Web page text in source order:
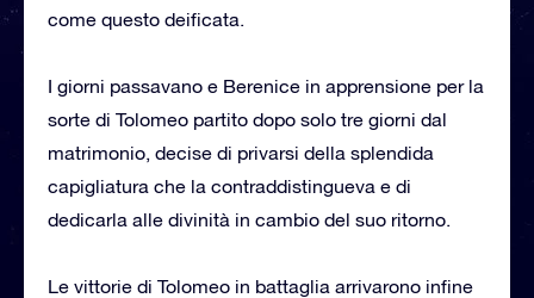
come questo deificata.
I giorni passavano e Berenice in apprensione per la
sorte di Tolomeo partito dopo solo tre giorni dal
matrimonio, decise di privarsi della splendida
capigliatura che la contraddistingueva e di
dedicarla alle divinità in cambio del suo ritorno.
Le vittorie di Tolomeo in battaglia arrivarono infine